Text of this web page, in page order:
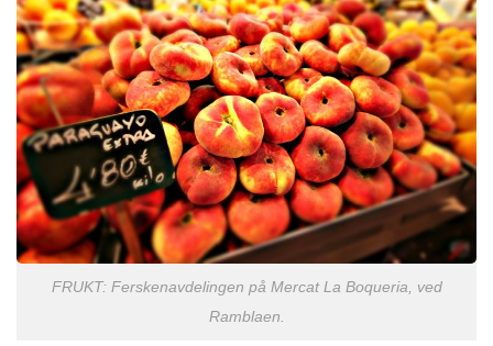
FRUKT: Ferskenavdelingen på Mercat La Boqueria, ved
Ramblaen.